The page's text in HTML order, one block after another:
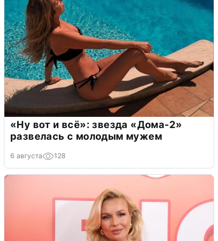
«Ну вот и всё»: звезда «Дома-2»
развелась с молодым мужем
6 августа 128